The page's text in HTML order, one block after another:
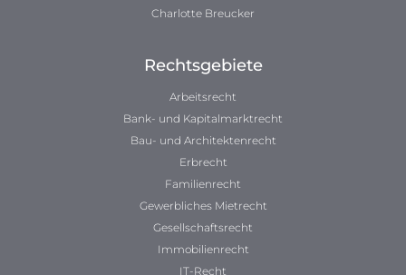
Charlotte Breucker
Rechtsgebiete
Arbeitsrecht
Bank- und Kapitalmarktrecht
Bau- und Architektenrecht
Erbrecht
Familienrecht
Gewerbliches Mietrecht
Gesellschaftsrecht
Immobilienrecht
IT-Recht